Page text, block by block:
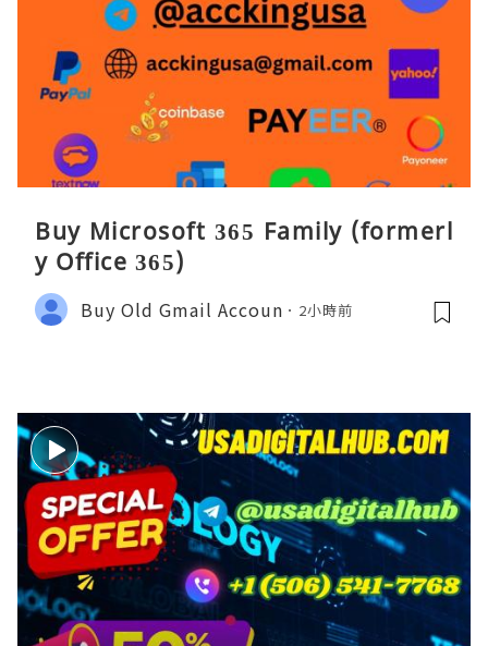
Buy Microsoft 365 Family (formerl
y Office 365)
Buy Old Gmail Accoun 2小時前